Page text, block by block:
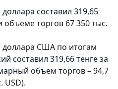
составил 319,65
торгов 67 350 тыс.
США по итогам
составил 319,66 тенге за
объем торгов – 94,7
USD).